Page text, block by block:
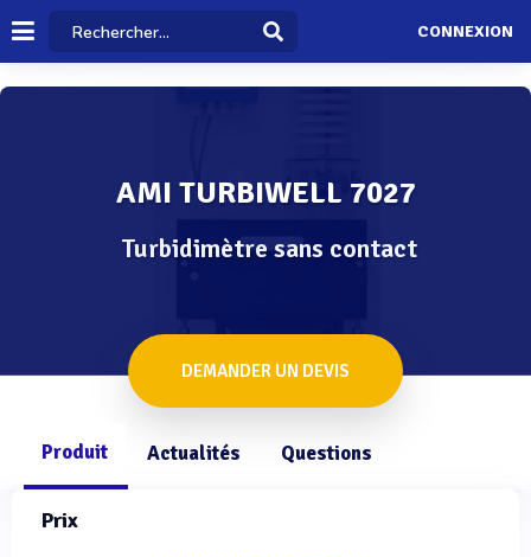
CONNEXION
AMI TURBIWELL 7027
Turbidimètre sans contact
DEMANDER UN DEVIS
Produit Actualités Questions
Prix